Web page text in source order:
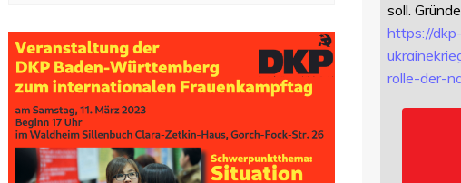
soll.
https://
ukrai
rolle-der-